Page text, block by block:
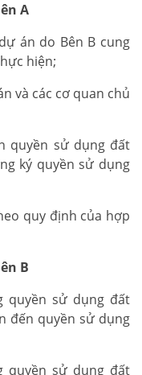
A
án do Bên B cung
hiện;
và các cơ quan chủ
quyền sử dụng đất
ký quyền sử dụng
quy định của hợp
B
quyền sử dụng đất
đến quyền sử dụng
quyền sử dụng đất